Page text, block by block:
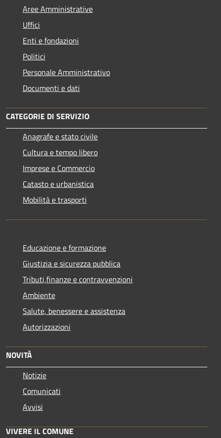
Aree Amministrative
Uffici
Enti e fondazioni
Politici
Personale Amministrativo
Documenti e dati
CATEGORIE DI SERVIZIO
Anagrafe e stato civile
Cultura e tempo libero
Imprese e Commercio
Catasto e urbanistica
Mobilità e trasporti
Educazione e formazione
Giustizia e sicurezza pubblica
Tributi,finanze e contravvenzioni
Ambiente
Salute, benessere e assistenza
Autorizzazioni
NOVITÀ
Notizie
Comunicati
Avvisi
VIVERE IL COMUNE